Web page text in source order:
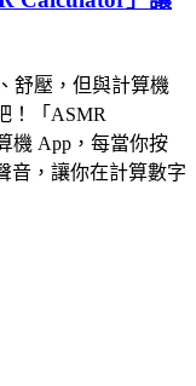
舒壓，但與計算機
！「ASMR
機 App，每當你按
音，讓你在計算數字